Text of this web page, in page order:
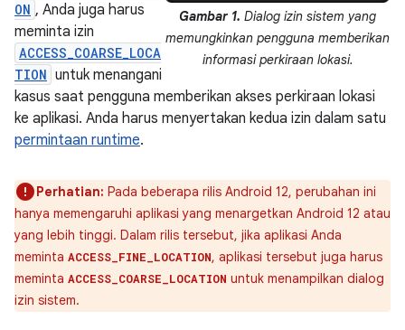
Gambar 1. Dialog izin sistem yang
memungkinkan pengguna memberikan
informasi perkiraan lokasi.
ON , Anda juga harus
meminta izin
ACCESS_COARSE_LOCA
TION untuk menangani
kasus saat pengguna memberikan akses perkiraan lokasi
ke aplikasi. Anda harus menyertakan kedua izin dalam satu
permintaan runtime.
Perhatian: Pada beberapa rilis Android 12, perubahan ini
hanya memengaruhi aplikasi yang menargetkan Android 12 atau
yang lebih tinggi. Dalam rilis tersebut, jika aplikasi Anda
meminta ACCESS_FINE_LOCATION, aplikasi tersebut juga harus
meminta ACCESS_COARSE_LOCATION untuk menampilkan dialog
izin sistem.